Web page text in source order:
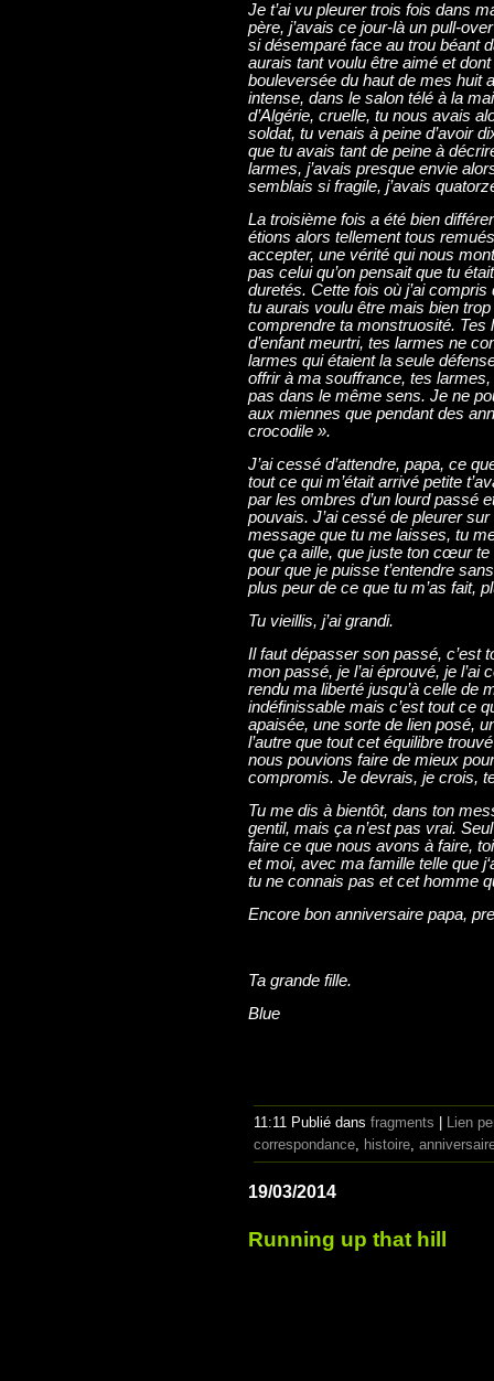
Je t’ai vu pleurer trois fois dans
père, j’avais ce jour-là un pull-
si désemparé face au trou béant
aurais tant voulu être aimé et
bouleversée du haut de mes huit
intense, dans le salon télé à la
d’Algérie, cruelle, tu nous avais
soldat, tu venais à peine d’avoir
que tu avais tant de peine à
larmes, j’avais presque envie
semblais si fragile, j’avais
La troisième fois a été bien
étions alors tellement tous
accepter, une vérité qui nous
pas celui qu’on pensait que tu
duretés. Cette fois où j’ai
tu aurais voulu être mais bien
comprendre ta monstruosité.
d’enfant meurtri, tes larmes ne
larmes qui étaient la seule
offrir à ma souffrance, tes
pas dans le même sens. Je ne
aux miennes que pendant des
crocodile ».
J’ai cessé d’attendre, papa, ce
tout ce qui m’était arrivé petite
par les ombres d’un lourd passé
pouvais. J’ai cessé de pleurer
message que tu me laisses, tu
que ça aille, que juste ton cœur
pour que je puisse t’entendre
plus peur de ce que tu m’as fait,
Tu vieillis, j’ai grandi.
Il faut dépasser son passé, c’est
mon passé, je l’ai éprouvé, je l’ai
rendu ma liberté jusqu’à celle de
indéfinissable mais c’est tout ce
apaisée, une sorte de lien posé,
l’autre que tout cet équilibre
nous pouvions faire de mieux
compromis. Je devrais, je crois,
Tu me dis à bientôt, dans ton
gentil, mais ça n’est pas vrai.
faire ce que nous avons à faire,
et moi, avec ma famille telle que
tu ne connais pas et cet homme
Encore bon anniversaire papa,
Ta grande fille.
Blue
11:11 Publié dans fragments
Lien
correspondance, histoire,
19/03/2014
Running up that hill